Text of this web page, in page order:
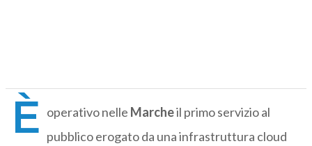
È operativo nelle Marcheil primo servizio al
pubblico erogato da una infrastruttura cloud